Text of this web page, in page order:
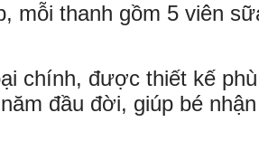
mỗi thanh gồm 5 viên
chính, được thiết kế phù
đầu đời, giúp bé nhận